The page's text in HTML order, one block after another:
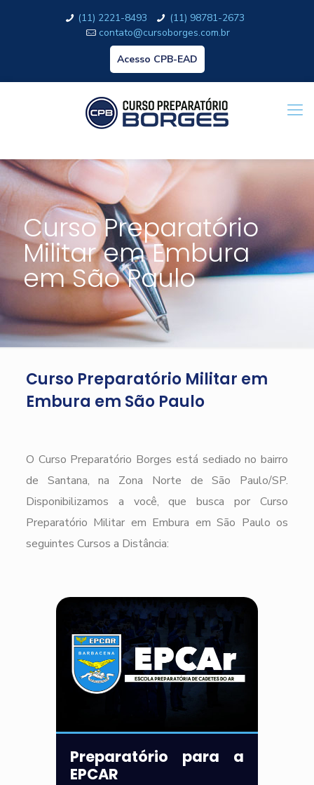
(11) 2221-8493
(11) 98781-2673
contato@cursoborges.com.br
Acesso CPB-EAD
Curso Preparatório
Militar em Embura
em São Paulo
Curso Preparatório Militar em
Embura em São Paulo
O Curso Preparatório Borges está sediado no bairro
de Santana, na Zona Norte de São Paulo/SP.
Disponibilizamos a você, que busca por Curso
Preparatório Militar em Embura em São Paulo os
seguintes Cursos a Distância:
Preparatório para a
EPCAR